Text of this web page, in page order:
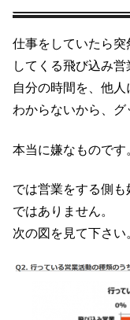
仕事をしていたら
してくる飛び込み営
自分の時間を、他
わからないから、グ
本当に嫌なものです
では営業をする側
ではありません。
次の図を見て下さい